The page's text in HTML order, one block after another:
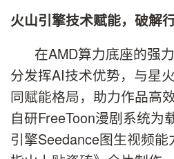
火山引擎技术赋能，破解
在AMD算力底座的强
分发挥AI技术优势，与星
同赋能格局，助力作品高
自研FreeToon漫剧系统为
引擎Seedance图生视频